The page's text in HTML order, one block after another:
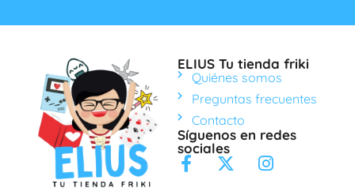
ELIUS Tu tienda friki
Quiénes somos
Preguntas frecuentes
Contacto
Síguenos en redes
sociales